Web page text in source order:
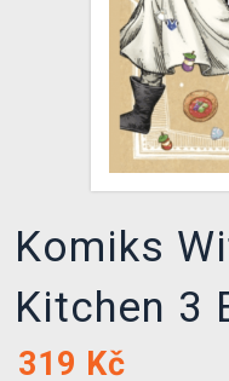
TCG & BOARDGAME
VÝKUP HER (BAZAR)
Komiks
Kitchen 3
319 Kč